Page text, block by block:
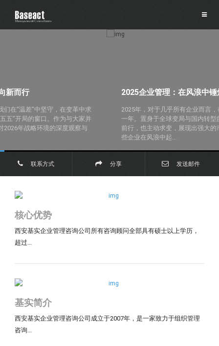
2025企业管理：在风浪中锤炼，于淬火中新生
2025年，对于几乎所有企业而言，都是穿越周期、韧性生长的关键
一年。置身于全球变局与国内转型的宏大叙事中，许多企业既承压
前行，也主动求变，展现出强大的市场适应性与创新活力。也有一
联系方式 分享 发送邮件
核心优势
西安基实企业管理咨询公司所有咨询顾问全部具有硕士以上学历，
超过...
基实简介
西安基实企业管理咨询公司成立于2007年，是一家致力于组织管理
咨询...